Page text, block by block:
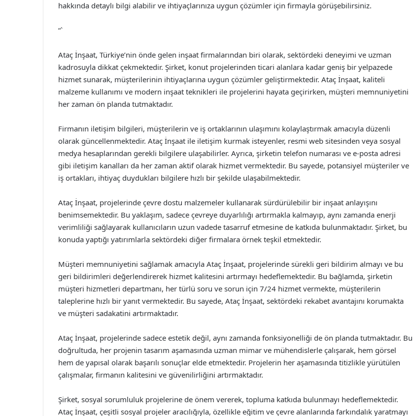
hakkında detaylı bilgi alabilir ve ihtiyaçlarınıza uygun çözümler için firmayla görüşebilirsiniz.
“`
Ataç İnşaat, Türkiye’nin önde gelen inşaat firmalarından biri olarak, sektördeki deneyimi ve uzman
kadrosuyla dikkat çekmektedir. Şirket, konut projelerinden ticari alanlara kadar geniş bir yelpazede
hizmet sunarak, müşterilerinin ihtiyaçlarına uygun çözümler geliştirmektedir. Ataç İnşaat, kaliteli
malzeme kullanımı ve modern inşaat teknikleri ile projelerini hayata geçirirken, müşteri memnuniyetini
her zaman ön planda tutmaktadır.
Firmanın iletişim bilgileri, müşterilerin ve iş ortaklarının ulaşımını kolaylaştırmak amacıyla düzenli
olarak güncellenmektedir. Ataç İnşaat ile iletişim kurmak isteyenler, resmi web sitesinden veya sosyal
medya hesaplarından gerekli bilgilere ulaşabilirler. Ayrıca, şirketin telefon numarası ve e-posta adresi
gibi iletişim kanalları da her zaman aktif olarak hizmet vermektedir. Bu sayede, potansiyel müşteriler ve
iş ortakları, ihtiyaç duydukları bilgilere hızlı bir şekilde ulaşabilmektedir.
Ataç İnşaat, projelerinde çevre dostu malzemeler kullanarak sürdürülebilir bir inşaat anlayışını
benimsemektedir. Bu yaklaşım, sadece çevreye duyarlılığı artırmakla kalmayıp, aynı zamanda enerji
verimliliği sağlayarak kullanıcıların uzun vadede tasarruf etmesine de katkıda bulunmaktadır. Şirket, bu
konuda yaptığı yatırımlarla sektördeki diğer firmalara örnek teşkil etmektedir.
Müşteri memnuniyetini sağlamak amacıyla Ataç İnşaat, projelerinde sürekli geri bildirim almayı ve bu
geri bildirimleri değerlendirerek hizmet kalitesini artırmayı hedeflemektedir. Bu bağlamda, şirketin
müşteri hizmetleri departmanı, her türlü soru ve sorun için 7/24 hizmet vermekte, müşterilerin
taleplerine hızlı bir yanıt vermektedir. Bu sayede, Ataç İnşaat, sektördeki rekabet avantajını korumakta
ve müşteri sadakatini artırmaktadır.
Ataç İnşaat, projelerinde sadece estetik değil, aynı zamanda fonksiyonelliği de ön planda tutmaktadır. Bu
doğrultuda, her projenin tasarım aşamasında uzman mimar ve mühendislerle çalışarak, hem görsel
hem de yapısal olarak başarılı sonuçlar elde etmektedir. Projelerin her aşamasında titizlikle yürütülen
çalışmalar, firmanın kalitesini ve güvenilirliğini artırmaktadır.
Şirket, sosyal sorumluluk projelerine de önem vererek, topluma katkıda bulunmayı hedeflemektedir.
Ataç İnşaat, çeşitli sosyal projeler aracılığıyla, özellikle eğitim ve çevre alanlarında farkındalık yaratmayı